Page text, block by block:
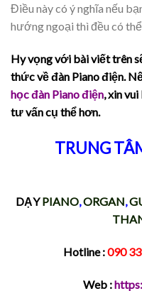
Điều này có ý nghĩa nếu
hướng ngoại thì đều có
Hy vọng với bài viết trên
thức về đàn Piano điện.
học đàn Piano điện,xin
tư vấn cụ thể hơn.
TRUNG
DẠYPIANO,ORGAN,
Hotline :090
Web :